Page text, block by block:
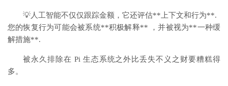
💡人工智能不仅仅跟踪金额，它还评估**上下文和行为**.
您的恢复行为可能会被系统**积极解释** ，并被视为**一种缓
解措施**.
被永久排除在 Pi 生态系统之外比丢失不义之财要糟糕得
多。